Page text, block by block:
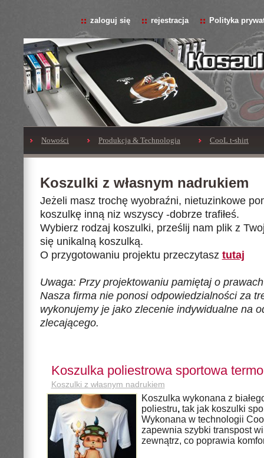
zaloguj się rejestracja Polityka
Nowości Produkcja & Technologia CooL t-shirt
Koszulki z własnym nadrukiem
Jeżeli masz trochę wyobraźni, nietuzinkowe
koszulkę inną niz wszyscy -dobrze trafiłeś.
Wybierz rodzaj koszulki, prześlij nam plik z
się unikalną koszulką.
O przygotowaniu projektu przeczytasz tutaj
Uwaga: Przy projektowaniu pamiętaj o
Nasza firma nie ponosi odpowiedzialności za
wykonujemy je jako zlecenie indywidualne na
zlecającego.
Koszulka poliestrowa sportowa
Koszulki z własnym nadrukiem
Koszulka wykonana z
poliestru, tak jak koszulki
Wykonana w technologii
zapewnia szybki transpost
zewnątrz, co poprawia